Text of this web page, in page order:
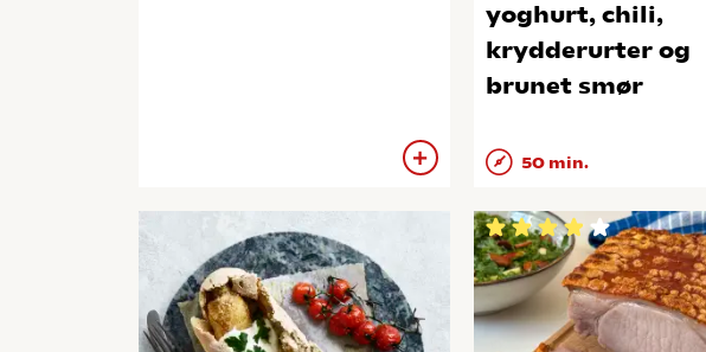
yoghurt, chili,
krydderurter og
brunet smør
50 min.